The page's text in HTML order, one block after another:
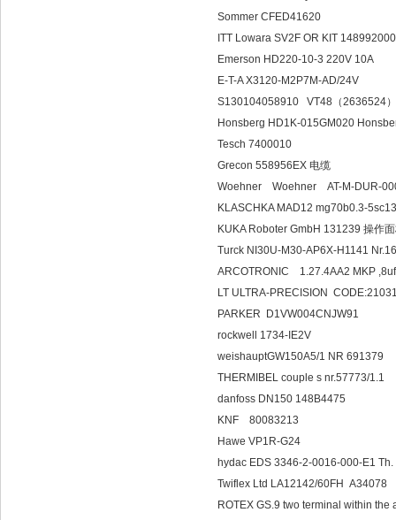
Sommer CFED41620
ITT Lowara SV2F OR KIT
Emerson HD220-10-3 220V 10A
E-T-A X3120-M2P7M-AD/24V
S130104058910 VT48（2636524
Honsberg HD1K-015GM020
Tesch 7400010
Grecon 558956EX 电缆
Woehner Woehner AT-M-DUR-
KLASCHKA MAD12 mg70b0.3-
KUKA Roboter GmbH 131239 操作
Turck NI30U-M30-AP6X-H1141
ARCOTRONIC
LT ULTRA-PRECISION
PARKER D1VW004CNJW91
rockwell 1734-IE2V
weishauptGW150A5/1 NR 691379
THERMIBEL couple s nr.57773/1.1
danfoss DN150 148B4475
KNF 80083213
Hawe VP1R-G24
hydac EDS 3346-2-0016-000-E1
Twiflex Ltd LA12142/60FH A34078
ROTEX GS.9 two terminal within